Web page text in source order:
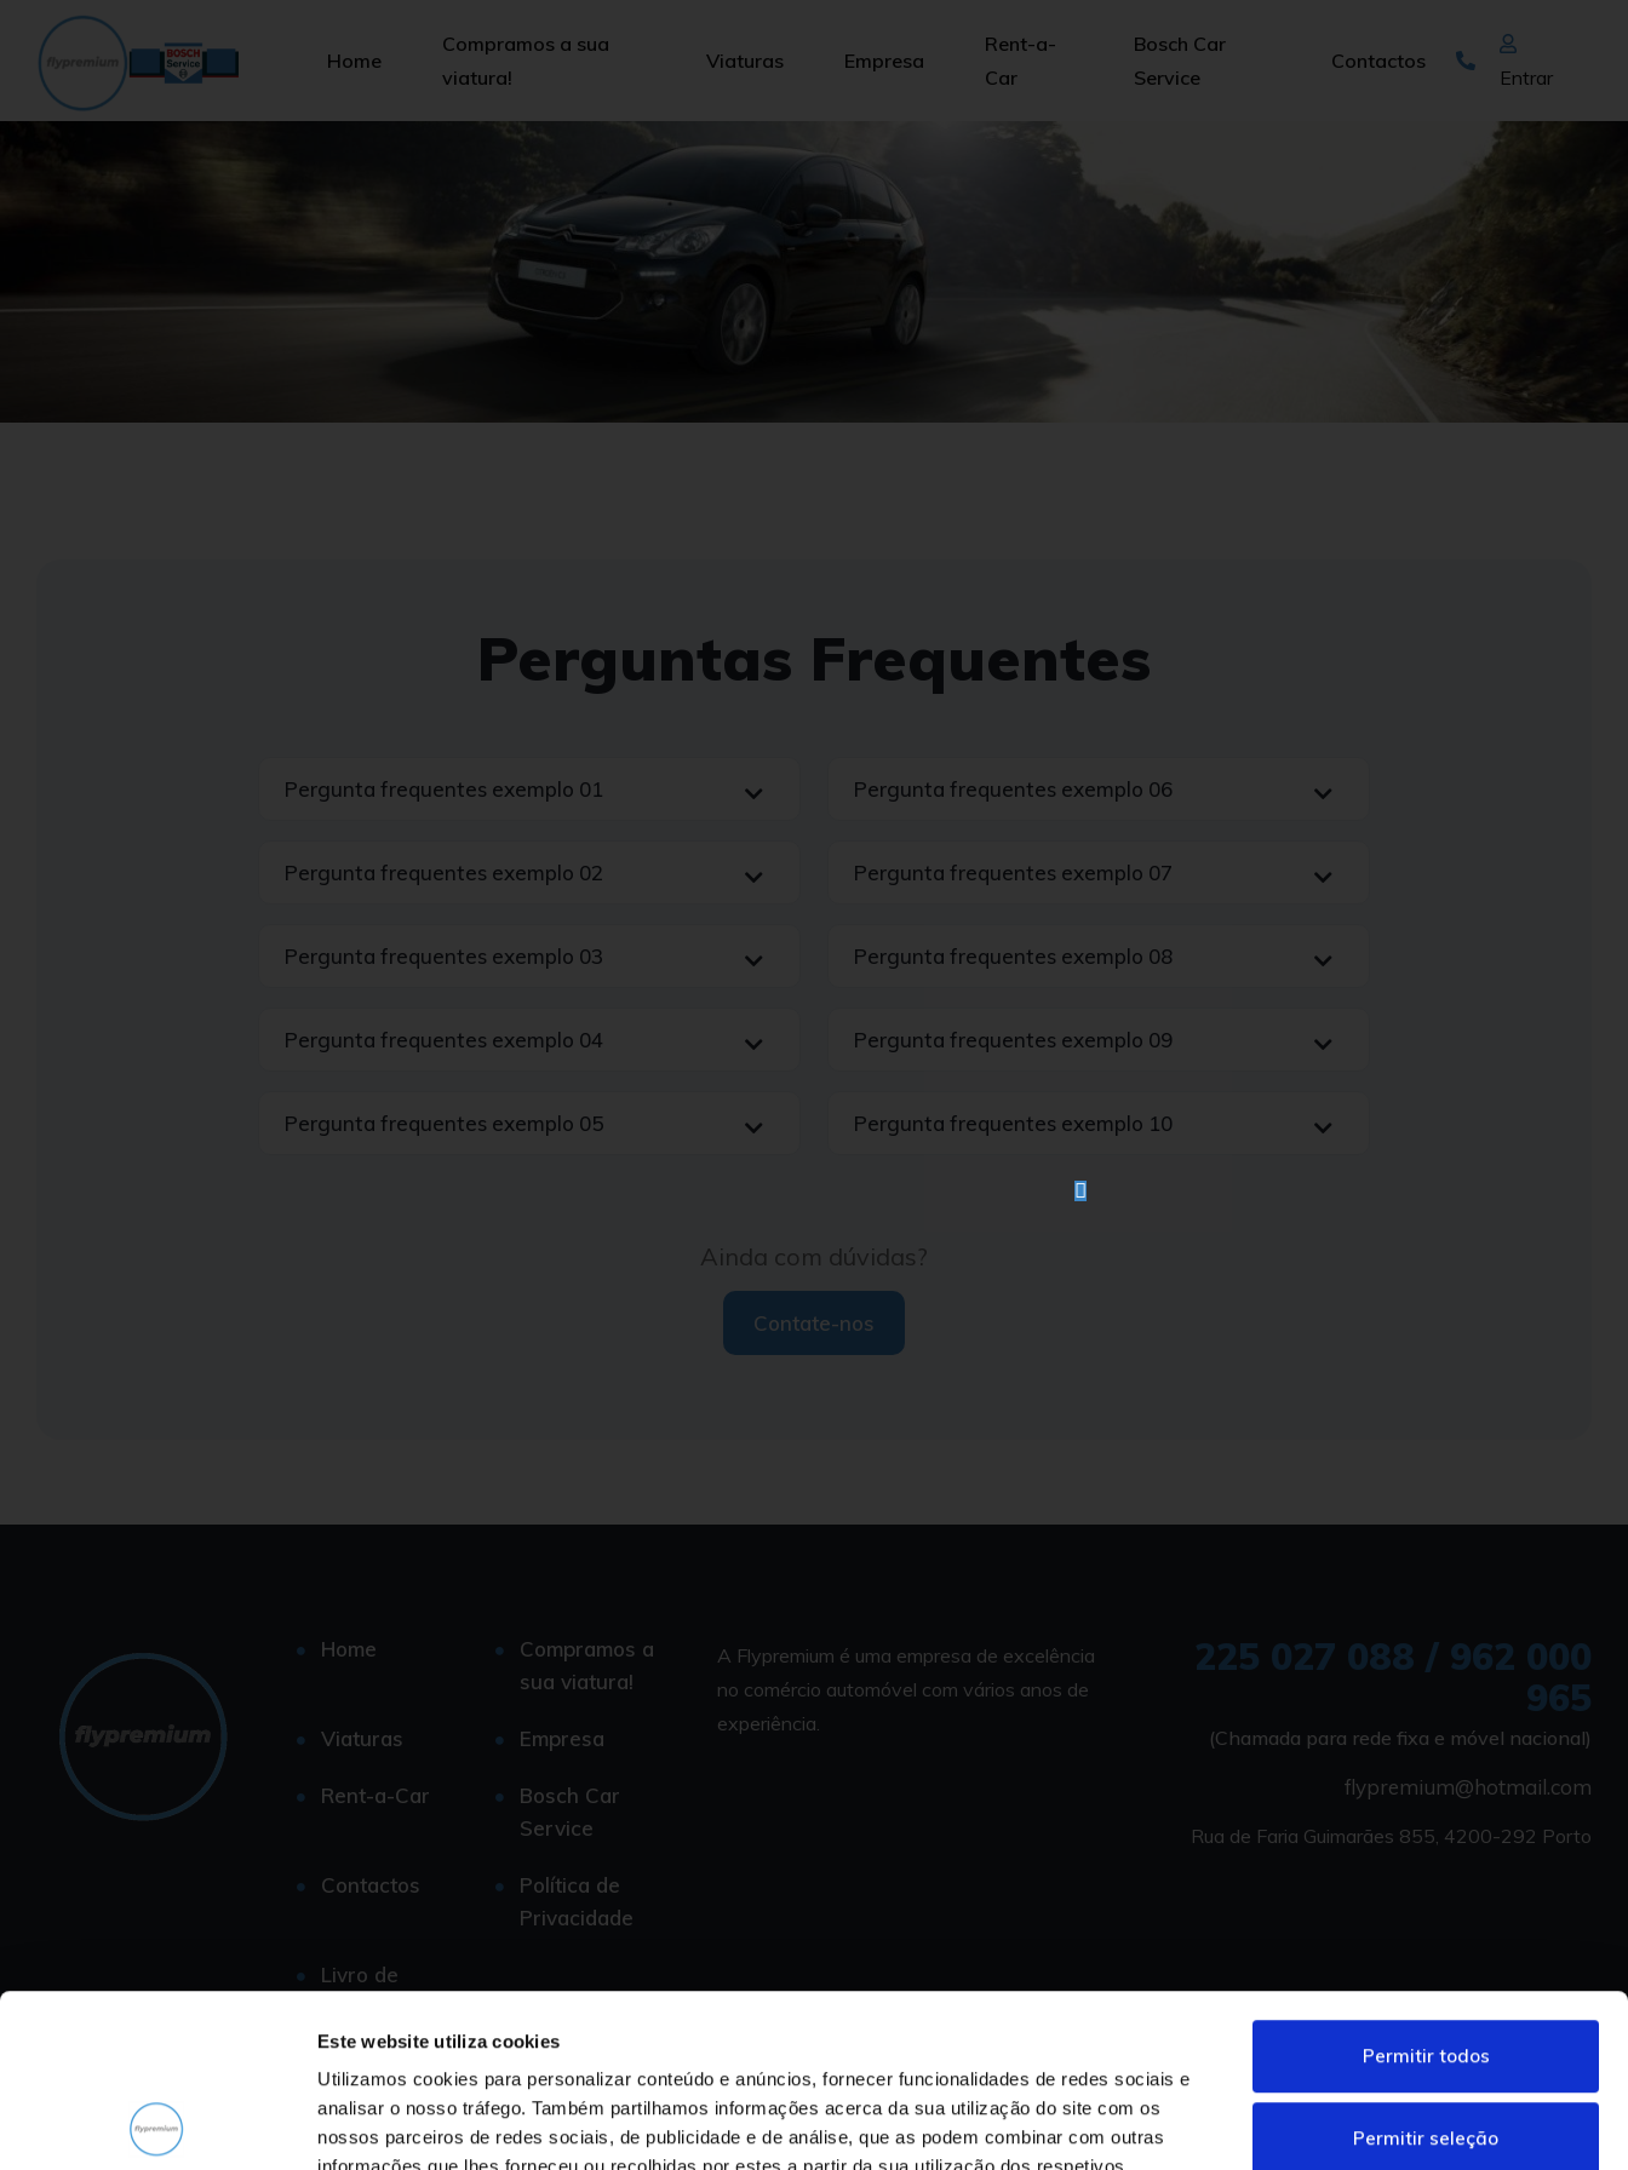
Este website utiliza cookies
Utilizamos cookies para personalizar conteúdo e anúncios, fornecer funcionalidades de redes sociais e
analisar o nosso tráfego. Também partilhamos informações acerca da sua utilização do site com os
nossos parceiros de redes sociais, de publicidade e de análise, que as podem combinar com outras
Permitir todos
Permitir seleção
Home
Compramos a sua
viatura!
Viaturas Empresa
Rent-a-
Car
Bosch Car
Service
Contactos
Entrar
Perguntas Frequentes
Pergunta frequentes exemplo 01
Pergunta frequentes exemplo 02
Pergunta frequentes exemplo 03
Pergunta frequentes exemplo 04
Pergunta frequentes exemplo 05
Pergunta frequentes exemplo 06
Pergunta frequentes exemplo 07
Pergunta frequentes exemplo 08
Pergunta frequentes exemplo 09
Pergunta frequentes exemplo 10
Ainda com dúvidas?
Contate-nos
Home
Compramos a
sua viatura!
Viaturas Empresa
Rent-a-Car
Bosch Car
Service
Contactos
Política de
Privacidade
Livro de
A Flypremium é uma empresa de excelência
no comércio automóvel com vários anos de
experiência.
225 027 088 / 962 000
965
(Chamada para rede fixa e móvel nacional)
flypremium@hotmail.com
Rua de Faria Guimarães 855, 4200-292 Porto